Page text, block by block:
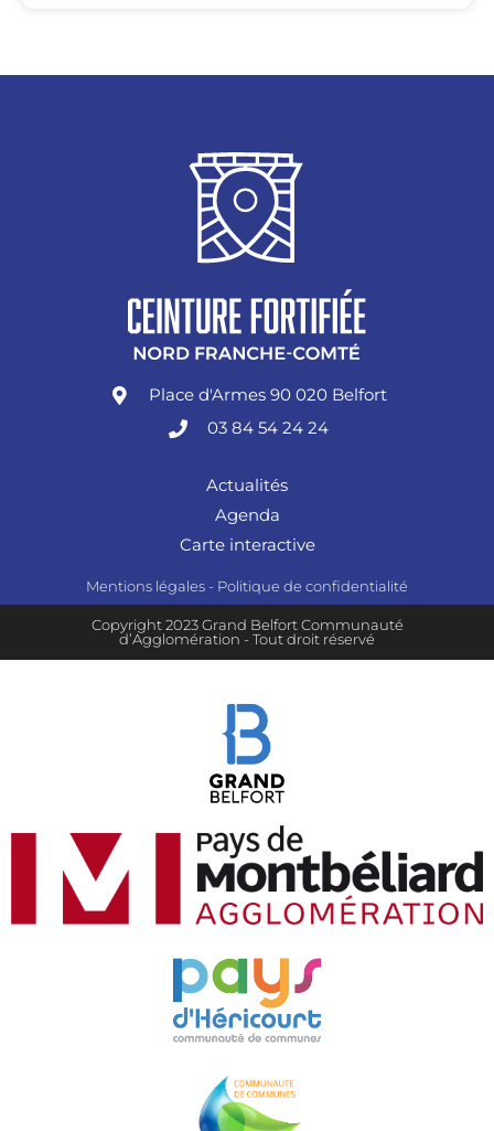
Place d'Armes 90 020 Belfort
03 84 54 24 24
Actualités
Agenda
Carte interactive
Mentions légales - Politique de confidentialité
Copyright 2023 Grand Belfort Communauté
d’Agglomération - Tout droit réservé